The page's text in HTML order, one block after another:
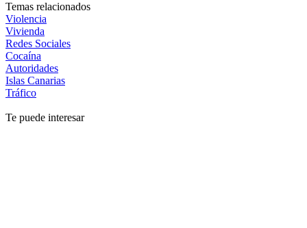
Temas relacionados
Violencia
Vivienda
Redes Sociales
Cocaína
Autoridades
Islas Canarias
Tráfico
Te puede interesar